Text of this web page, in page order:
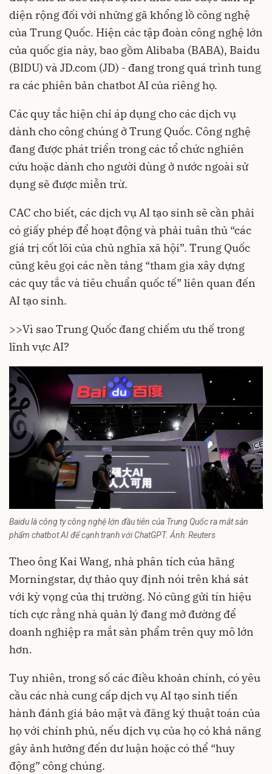
diện rộng đối với những gã khổng lồ công nghệ
của Trung Quốc. Hiện các tập đoàn công nghệ lớn
của quốc gia này, bao gồm Alibaba (BABA), Baidu
(BIDU) và JD.com (JD) - đang trong quá trình tung
ra các phiên bản chatbot AI của riêng họ.
Các quy tắc hiện chỉ áp dụng cho các dịch vụ
dành cho công chúng ở Trung Quốc. Công nghệ
đang được phát triển trong các tổ chức nghiên
cứu hoặc dành cho người dùng ở nước ngoài sử
dụng sẽ được miễn trừ.
CAC cho biết, các dịch vụ AI tạo sinh sẽ cần phải
có giấy phép để hoạt động và phải tuân thủ “các
giá trị cốt lõi của chủ nghĩa xã hội”. Trung Quốc
cũng kêu gọi các nền tảng “tham gia xây dựng
các quy tắc và tiêu chuẩn quốc tế” liên quan đến
AI tạo sinh.
>>Vì sao Trung Quốc đang chiếm ưu thế trong
lĩnh vực AI?
Baidu là công ty công nghệ lớn đầu tiên của Trung Quốc ra mắt sản
phẩm chatbot AI để cạnh tranh với ChatGPT. Ảnh: Reuters
Theo ông Kai Wang, nhà phân tích của hãng
Morningstar, dự thảo quy định nói trên khá sát
với kỳ vọng của thị trường. Nó cũng gửi tín hiệu
tích cực rằng nhà quản lý đang mở đường để
doanh nghiệp ra mắt sản phẩm trên quy mô lớn
hơn.
Tuy nhiên, trong số các điều khoản chính, có yêu
cầu các nhà cung cấp dịch vụ AI tạo sinh tiến
hành đánh giá bảo mật và đăng ký thuật toán của
họ với chính phủ, nếu dịch vụ của họ có khả năng
gây ảnh hưởng đến dư luận hoặc có thể “huy
động” công chúng.